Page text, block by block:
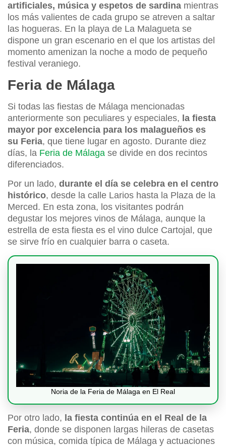
artificiales, música y espetos de sardina mientras
los más valientes de cada grupo se atreven a saltar
las hogueras. En la playa de La Malagueta se
dispone un gran escenario en el que los artistas del
momento amenizan la noche a modo de pequeño
festival veraniego.
Feria de Málaga
Si todas las fiestas de Málaga mencionadas
anteriormente son peculiares y especiales, la fiesta
mayor por excelencia para los malagueños es
su Feria, que tiene lugar en agosto. Durante diez
días, la Feria de Málaga se divide en dos recintos
diferenciados.
Por un lado, durante el día se celebra en el centro
histórico, desde la calle Larios hasta la Plaza de la
Merced. En esta zona, los visitantes podrán
degustar los mejores vinos de Málaga, aunque la
estrella de esta fiesta es el vino dulce Cartojal, que
se sirve frío en cualquier barra o caseta.
Noria de la Feria de Málaga en El Real
Por otro lado, la fiesta continúa en el Real de la
Feria, donde se disponen largas hileras de casetas
con música, comida típica de Málaga y actuaciones